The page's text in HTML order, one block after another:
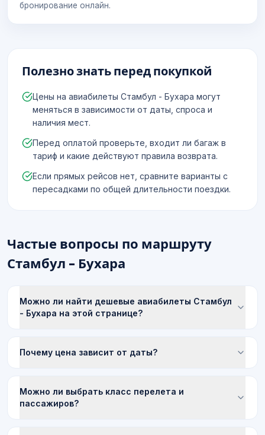
бронирование онлайн.
Полезно знать перед покупкой
Цены на авиабилеты Стамбул - Бухара могут
меняться в зависимости от даты, спроса и
наличия мест.
Перед оплатой проверьте, входит ли багаж в
тариф и какие действуют правила возврата.
Если прямых рейсов нет, сравните варианты с
пересадками по общей длительности поездки.
Частые вопросы по маршруту
Стамбул - Бухара
Можно ли найти дешевые авиабилеты Стамбул
- Бухара на этой странице?
Почему цена зависит от даты?
Можно ли выбрать класс перелета и
пассажиров?